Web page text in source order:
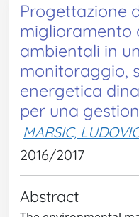
Progettazione
miglioramento
ambientali in
monitoraggio,
energetica
per una
MARSIC,
2016/2017
Abstract